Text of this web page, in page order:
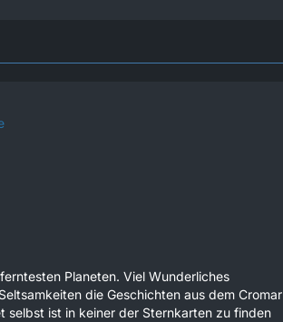
Planeten. Viel Wunderliches
die Geschichten aus dem Cromar
selbst ist in keiner der Sternkarten zu finden